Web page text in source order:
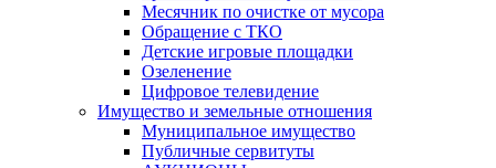
Месячник по очистке от мусора
Обращение с ТКО
Детские игровые площадки
Озеленение
Цифровое телевидение
Имущество и земельные отношения
Муниципальное имущество
Публичные сервитуты